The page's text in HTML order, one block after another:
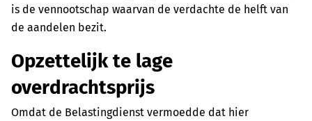
is de vennootschap waarvan de verdachte de helft van
de aandelen bezit.
Opzettelijk te lage
overdrachtsprijs
Omdat de Belastingdienst vermoedde dat hier